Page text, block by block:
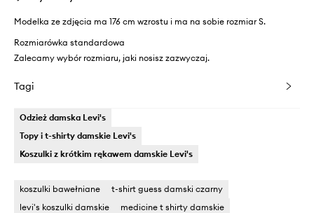
Modelka ze zdjęcia ma 176 cm wzrostu i ma na sobie rozmiar S.
Rozmiarówka standardowa
Zalecamy wybór rozmiaru, jaki nosisz zazwyczaj.
Tagi
Odzież damska Levi's
Topy i t-shirty damskie Levi's
Koszulki z krótkim rękawem damskie Levi's
koszulki bawełniane
t-shirt guess damski czarny
levi's koszulki damskie
medicine t shirty damskie